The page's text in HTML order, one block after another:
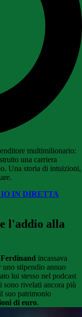
multimilionario:
una carriera
Una storia di intuizioni,
IN DIRETTA
l'addio alla
Ferdinand incassava
uno stipendio annuo
lui stesso nel podcast
sono rivelati ancora più
suo patrimonio
di euro.